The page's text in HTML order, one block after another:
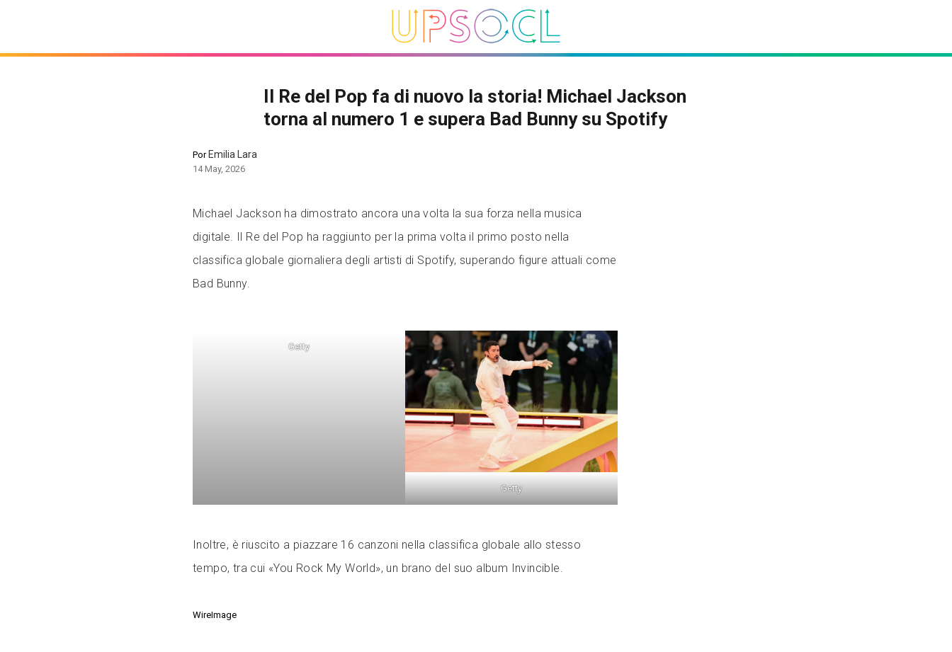
Il Re del Pop fa di nuovo la storia! Michael Jackson
torna al numero 1 e supera Bad Bunny su Spotify
PorEmilia Lara
14 May, 2026
Michael Jackson ha dimostrato ancora una volta la sua forza nella musica
digitale. Il Re del Pop ha raggiunto per la prima volta il primo posto nella
classifica globale giornaliera degli artisti di Spotify, superando figure attuali come
Bad Bunny.
Getty
Getty
Inoltre, è riuscito a piazzare 16 canzoni nella classifica globale allo stesso
tempo, tra cui «You Rock My World», un brano del suo album Invincible.
WireImage